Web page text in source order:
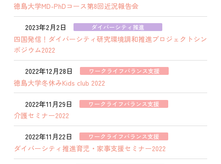
徳島大学MD-PhDコース第8回近況報告会
2023年2月2日 ダイバーシティ推進
四国発信！ダイバーシティ研究環境調和推進プロジェクトシン
ポジウム2022
2022年12月28日 ワークライフバランス支援
徳島大学冬休みKids club 2022
2022年11月29日 ワークライフバランス支援
介護セミナー2022
2022年11月22日 ワークライフバランス支援
ダイバーシティ推進育児・家事支援セミナー2022